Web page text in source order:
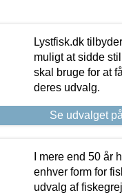
Lystfisk.dk
muligt at sidde
skal bruge for at
deres udvalg.
Se udvalget
I mere end 50 år
enhver form for
udvalg af